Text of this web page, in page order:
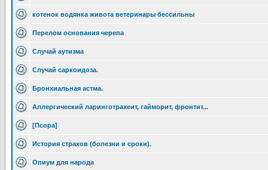
котенок водянка живота ветеринары бессильны
Перелом основания черепа
Случай аутизма
Случай саркоидоза.
Бронхиальная астма.
Аллергический ларинготрахеит, гайморит, фронтит...
[Псора]
История страхов (болезни и сроки).
Опиум для народа